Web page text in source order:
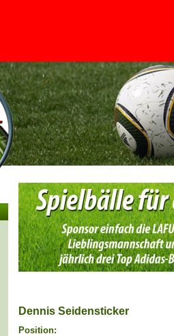
Dennis Seidensticker
Position: